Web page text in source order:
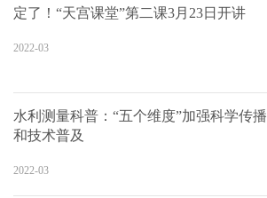
定了！“天宫课堂”第二课3月23日开讲
2022-03
水利测量科普：“五个维度”加强科学传播
和技术普及
2022-03